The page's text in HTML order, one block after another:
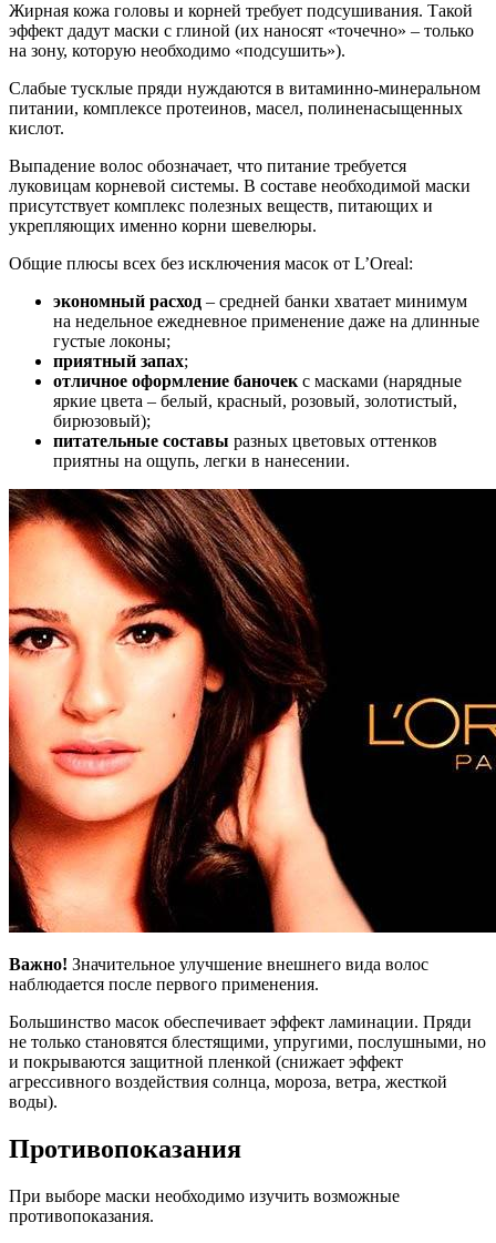
Жирная кожа головы и корней требует подсушивания. Такой
эффект дадут маски с глиной (их наносят «точечно» – только
на зону, которую необходимо «подсушить»).
Слабые тусклые пряди нуждаются в витаминно-минеральном
питании, комплексе протеинов, масел, полиненасыщенных
кислот.
Выпадение волос обозначает, что питание требуется
луковицам корневой системы. В составе необходимой маски
присутствует комплекс полезных веществ, питающих и
укрепляющих именно корни шевелюры.
Общие плюсы всех без исключения масок от L’Oreal:
экономный расход – средней банки хватает минимум
на недельное ежедневное применение даже на длинные
густые локоны;
приятный запах;
отличное оформление баночек с масками (нарядные
яркие цвета – белый, красный, розовый, золотистый,
бирюзовый);
питательные составы разных цветовых оттенков
приятны на ощупь, легки в нанесении.
Важно! Значительное улучшение внешнего вида волос
наблюдается после первого применения.
Большинство масок обеспечивает эффект ламинации. Пряди
не только становятся блестящими, упругими, послушными, но
и покрываются защитной пленкой (снижает эффект
агрессивного воздействия солнца, мороза, ветра, жесткой
воды).
Противопоказания
При выборе маски необходимо изучить возможные
противопоказания.